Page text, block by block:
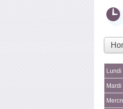
Lundi
Mardi